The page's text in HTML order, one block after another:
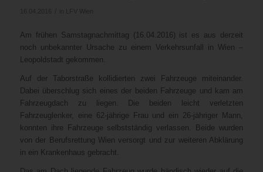
Am frühen Samstagnachmittag (16.04.2016) ist es aus derzeit
noch unbekannter Ursache zu einem Verkehrsunfall in Wien –
Leopoldstadt gekommen.
Auf der Taborstraße kollidierten zwei Fahrzeuge miteinander.
Dabei überschlug sich eines der beiden Fahrzeuge und kam am
Fahrzeugdach zu liegen. Die beiden leicht verletzten
Fahrzeuglenker, eine 62-jährige Frau und ein 26-jähriger Mann,
konnten ihre Fahrzeuge selbstständig verlassen. Beide wurden
von der Berufsrettung Wien versorgt und zur weiteren Abklärung
in ein Krankenhaus gebracht.